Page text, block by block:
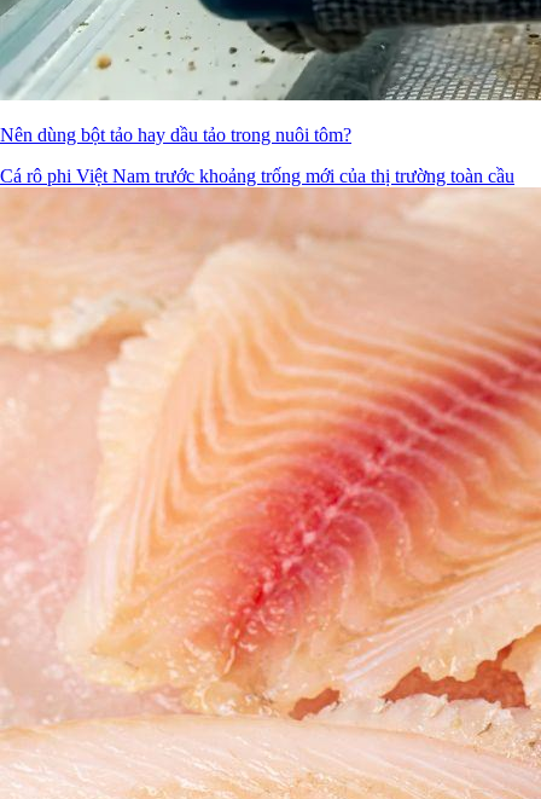
Nên dùng bột tảo hay dầu tảo trong nuôi tôm?
Cá rô phi Việt Nam trước khoảng trống mới của thị trường toàn cầu